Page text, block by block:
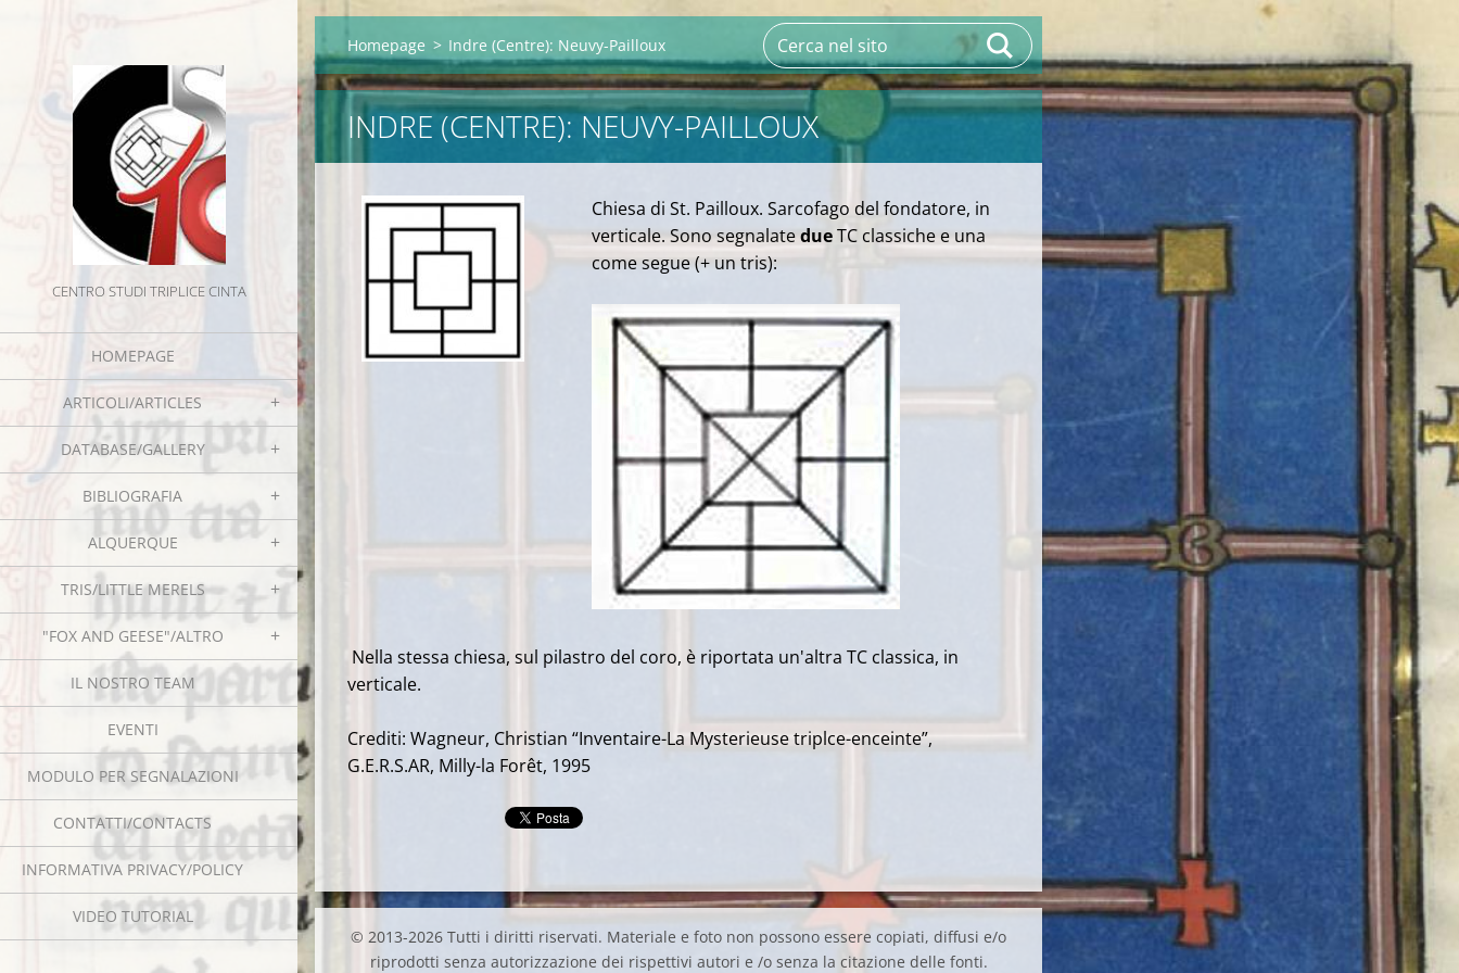
CENTRO STUDI TRIPLICE CINTA
HOMEPAGE
ARTICOLI/ARTICLES
DATABASE/GALLERY
BIBLIOGRAFIA
ALQUERQUE
TRIS/LITTLE MERELS
"FOX AND GEESE"/ALTRO
IL NOSTRO TEAM
EVENTI
MODULO PER SEGNALAZIONI
CONTATTI/CONTACTS
INFORMATIVA PRIVACY/POLICY
VIDEO TUTORIAL
Homepage > Indre (Centre): Neuvy-Pailloux
INDRE (CENTRE): NEUVY-PAILLOUX
Chiesa di St. Pailloux. Sarcofago del fondatore, in
verticale. Sono segnalatedueTC classiche e una
come segue (+ un tris):
Nella stessa chiesa, sul pilastro del coro, è riportata un'altra TC classica, in
verticale.
Crediti: Wagneur, Christian “Inventaire-La Mysterieuse triplce-enceinte”,
G.E.R.S.AR, Milly-la Forêt, 1995
© 2013-2026 Tutti i diritti riservati. Materiale e foto non possono essere copiati, diffusi e/o
riprodotti senza autorizzazione dei rispettivi autori e /o senza la citazione delle fonti.